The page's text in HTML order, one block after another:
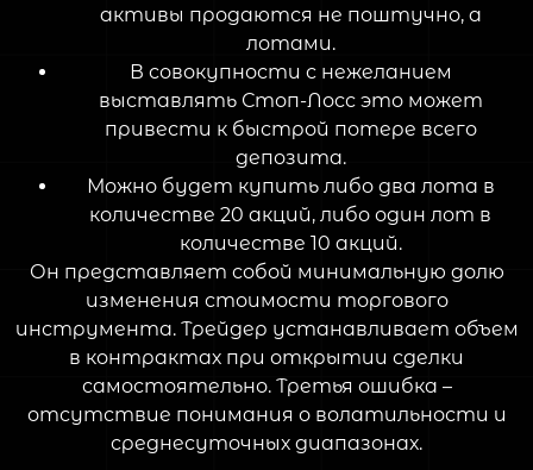
активы продаются не поштучно, а
лотами.
В совокупности с нежеланием
выставлять Стоп-Лосс это может
привести к быстрой потере всего
депозита.
Можно будет купить либо два лота в
количестве 20 акций, либо один лот в
количестве 10 акций.
Он представляет собой минимальную долю
изменения стоимости торгового
инструмента. Трейдер устанавливает объем
в контрактах при открытии сделки
самостоятельно. Третья ошибка –
отсутствие понимания о волатильности и
среднесуточных диапазонах.